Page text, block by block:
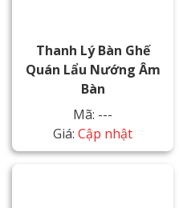
Thanh Lý Bàn Ghế
Quán Lẩu Nướng Âm
Bàn
Mã: ---
Giá: Cập nhật